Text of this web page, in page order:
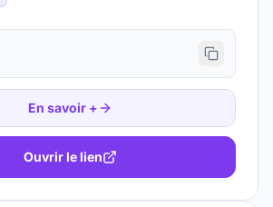
En savoir +
Ouvrir le lien